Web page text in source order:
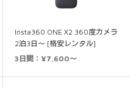
Insta360 ONE X2 360度カメラ
2泊3日～ [格安レンタル]
3日間：¥7,600～